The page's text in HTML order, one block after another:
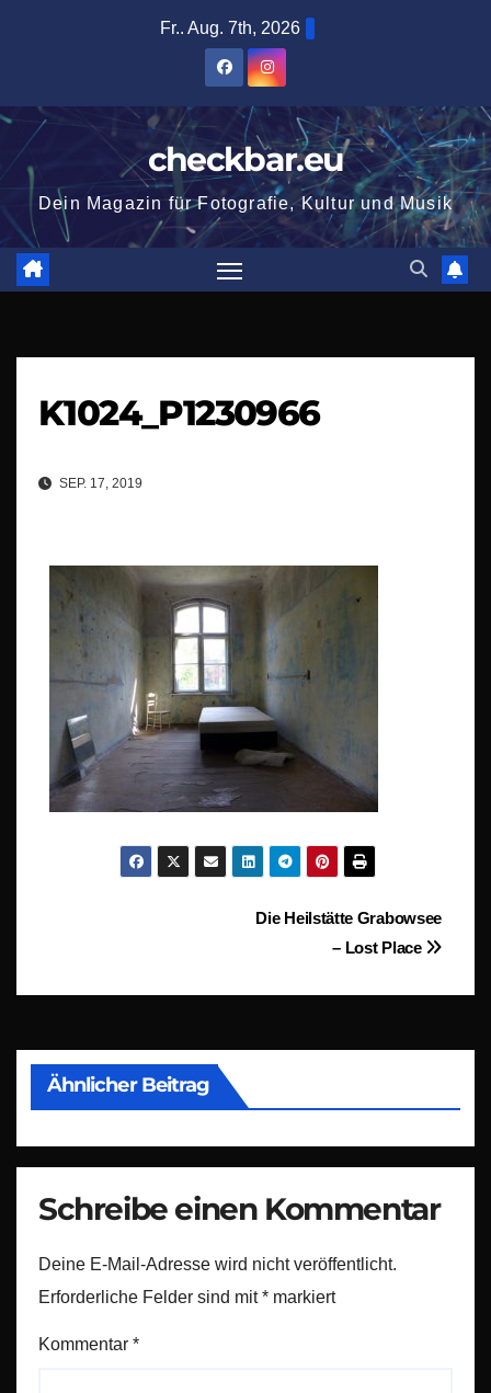
Fr.. Aug. 7th, 2026
checkbar.eu
Dein Magazin für Fotografie, Kultur und Musik
K1024_P1230966
SEP. 17, 2019
Beitragsnavigation
Die Heilstätte Grabowsee
– Lost Place
Ähnlicher Beitrag
Schreibe einen Kommentar
Deine E-Mail-Adresse wird nicht veröffentlicht.
Erforderliche Felder sind mit* markiert
Kommentar *